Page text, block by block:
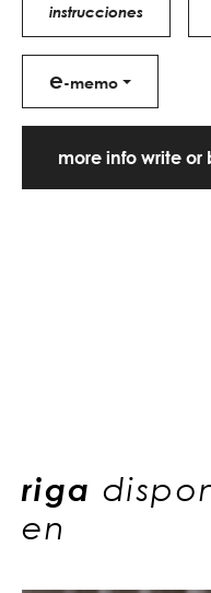
instrucciones
e-memo
more info write
riga
en